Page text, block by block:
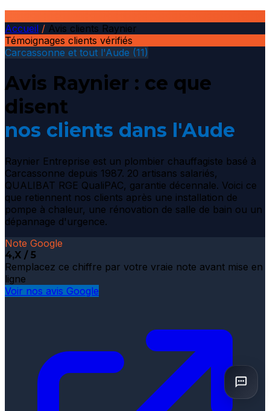
Accueil / Avis clients Raynier
Témoignages clients vérifiés
Carcassonne et tout l'Aude (11)
Avis Raynier : ce que
disent
nos clients dans l'Aude
Raynier Entreprise est un plombier chauffagiste basé à
Carcassonne depuis 1987. 20 artisans salariés,
QUALIBAT RGE QualiPAC, garantie décennale. Voici ce
que retiennent nos clients après une installation de
pompe à chaleur, une rénovation de salle de bain ou un
dépannage d'urgence.
Note Google
4,X / 5
Remplacez ce chiffre par votre vraie note avant mise en
ligne
Voir nos avis Google